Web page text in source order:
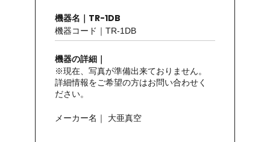
機器名｜TR-1DB
機器コード｜TR-1DB
機器の詳細｜
※現在、写真が準備出来ておりません。
詳細情報をご希望の方はお問い合わせく
ださい。
メーカー名｜ 大亜真空